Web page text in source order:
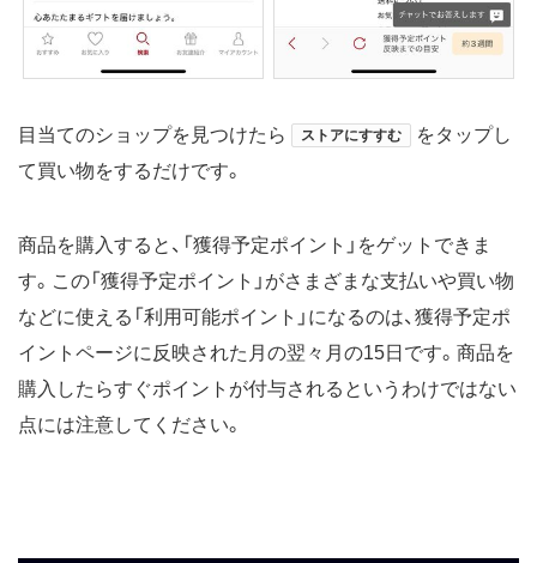
目当てのショップを見つけたら ストアにすすむ
をタップし
て買い物をするだけです。
商品を購入すると、「獲得予定ポイント」をゲットできま
す。この「獲得予定ポイント」がさまざまな支払いや買い物
などに使える「利用可能ポイント」になるのは、獲得予定ポ
イントページに反映された月の翌々月の15日です。商品を
購入したらすぐポイントが付与されるというわけではない
点には注意してください。